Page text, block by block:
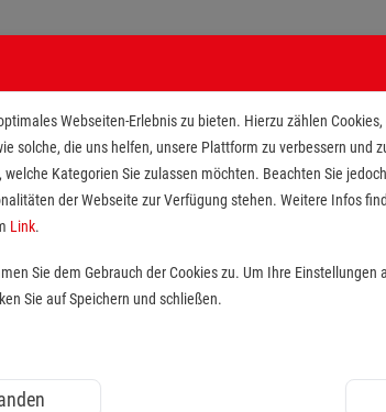
Webseiten-Erlebnis zu bieten. Hierzu zählen
solche, die uns helfen, unsere Plattform zu verbessern und
Kategorien Sie zulassen möchten. Beachten Sie
der Webseite zur Verfügung stehen. Weitere Infos
Link.
Sie dem Gebrauch der Cookies zu. Um Ihre Einstellungen
Sie auf Speichern und schließen.